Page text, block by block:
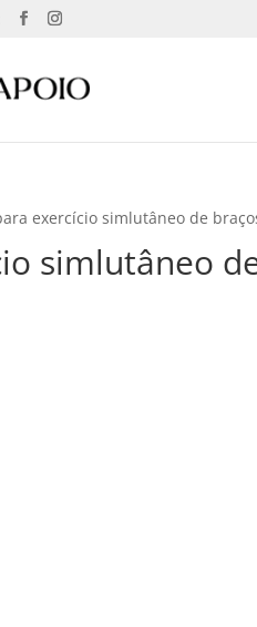
exercício simlutâneo de
simlutâneo